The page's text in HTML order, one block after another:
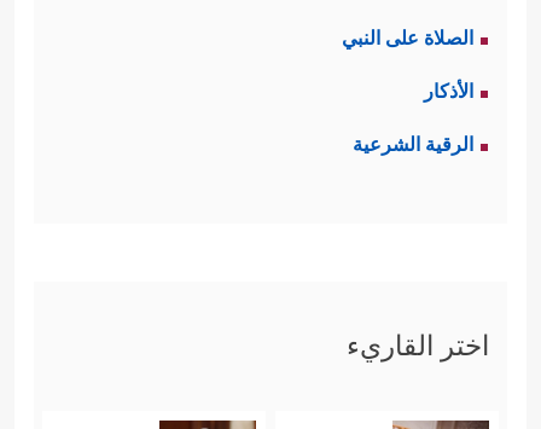
الصلاة على النبي
الأذكار
الرقية الشرعية
اختر القاريء